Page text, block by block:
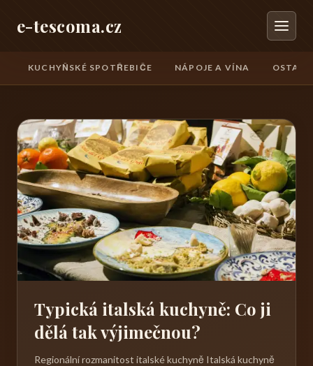
e-tescoma.cz
KUCHYŇSKÉ SPOTŘEBIČE NÁPOJE A VÍNA
Typická italská kuchyně: Co ji
dělá tak výjimečnou?
Regionální rozmanitost italské kuchyně Italská kuchyně